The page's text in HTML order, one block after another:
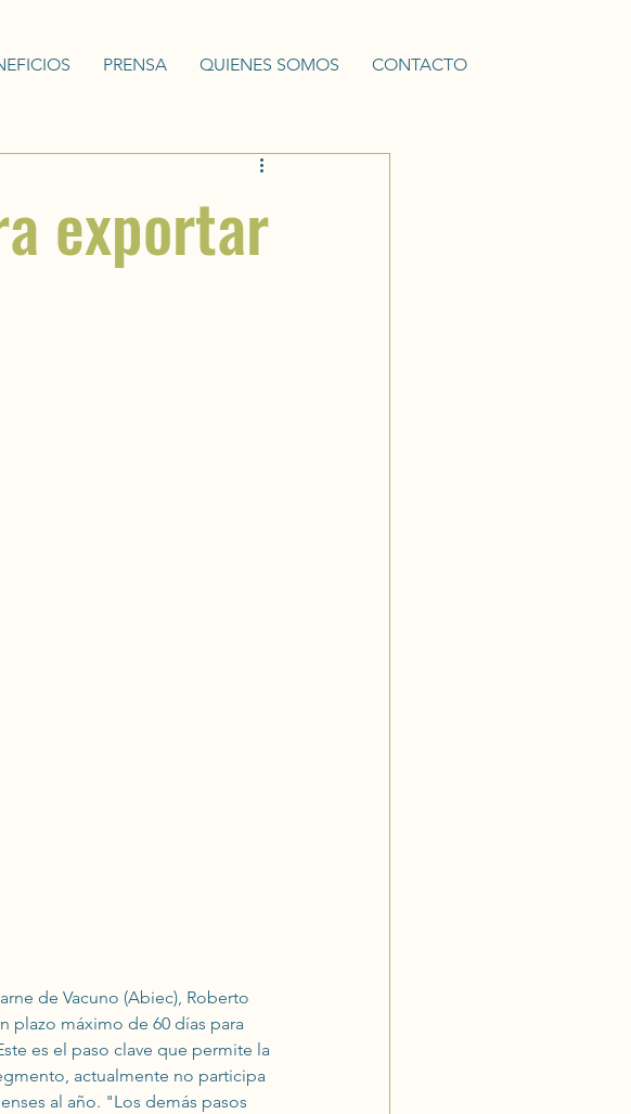
PRENSA QUIENES SOMOS CONTACTO
exportar
de Vacuno (Abiec), Roberto
plazo máximo de 60 días para
es el paso clave que permite la
actualmente no participa
al año. "Los demás pasos